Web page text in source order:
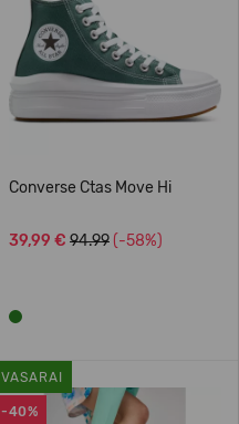
Converse Ctas Move Hi
39,99 € 94.99 (-58%)
-40%
VASARAI